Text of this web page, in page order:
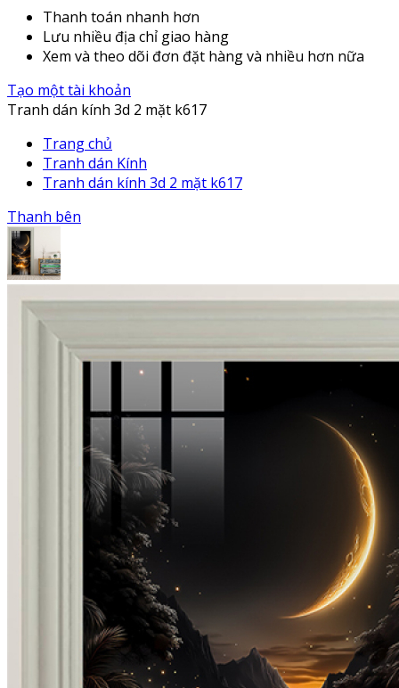
Thanh toán nhanh hơn
Lưu nhiều địa chỉ giao hàng
Xem và theo dõi đơn đặt hàng và nhiều hơn nữa
Tạo một tài khoản
Tranh dán kính 3d 2 mặt k617
Trang chủ
Tranh dán Kính
Tranh dán kính 3d 2 mặt k617
Thanh bên